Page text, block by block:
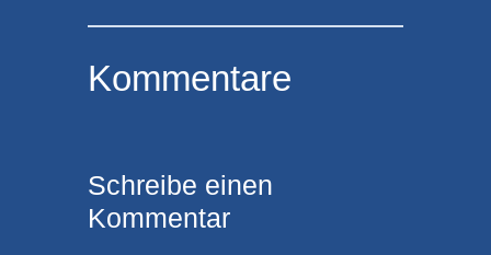
Kommentare
Schreibe einen
Kommentar